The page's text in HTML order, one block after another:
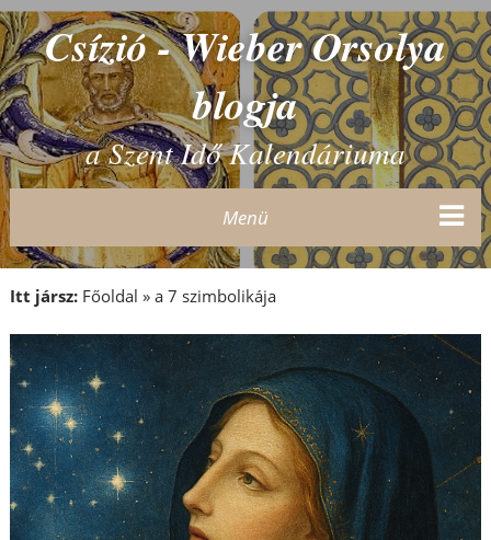
Csízió - Wieber Orsolya
blogja
a Szent Idő Kalendáriuma
Menü
Itt jársz: Főoldal » a 7 szimbolikája